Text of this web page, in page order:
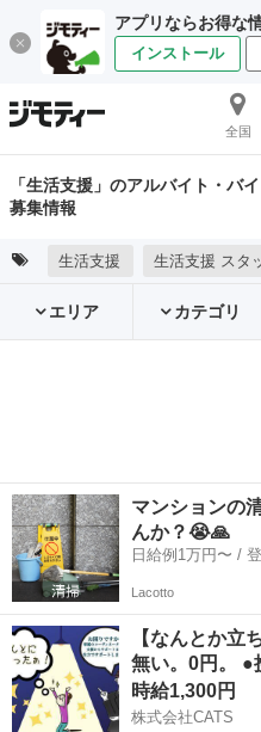
アプリならお得な
インストール
全国
「生活支援」のアルバイト・バ
募集情報
生活支援 生活支援 スタ
エリア カテゴリ
マンションの
んか？😭🙏
日
Lacotto
【なんとか立
無い。0円。
時給1,300円
株式会社CATS